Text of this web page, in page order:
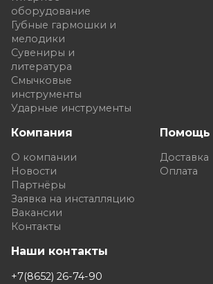
оборудование
Губные гармошки и
мелодики
Сувениры и
литература
Смычковые
инструменты
Ударные инструменты
Компания
О компании
Новости
Партнёры
Заявка на инсталляцию
Вакансии
Контакты
Помощь
Доставка
Оплата
Наши контакты
+7(8652) 26-74-90